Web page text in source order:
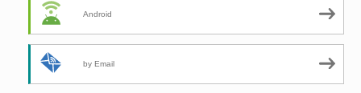
Android
by Email